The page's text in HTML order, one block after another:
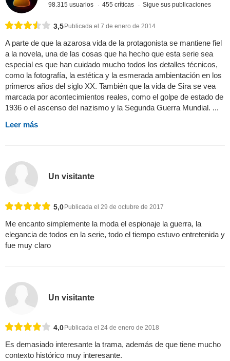
98.315 usuarios 455 críticas Sigue sus publicaciones
3,5Publicada el 7 de enero de 2014
A parte de que la azarosa vida de la protagonista se mantiene fiel
a la novela, una de las cosas que ha hecho que esta serie sea
especial es que han cuidado mucho todos los detalles técnicos,
como la fotografía, la estética y la esmerada ambientación en los
primeros años del siglo XX. También que la vida de Sira se vea
marcada por acontecimientos reales, como el golpe de estado de
1936 o el ascenso del nazismo y la Segunda Guerra Mundial. ...
Leer más
Un visitante
5,0 Publicada el 29 de octubre de 2017
Me encanto simplemente la moda el espionaje la guerra, la
elegancia de todos en la serie, todo el tiempo estuvo entretenida y
fue muy claro
Un visitante
4,0 Publicada el 24 de enero de 2018
Es demasiado interesante la trama, además de que tiene mucho
contexto histórico muy interesante.